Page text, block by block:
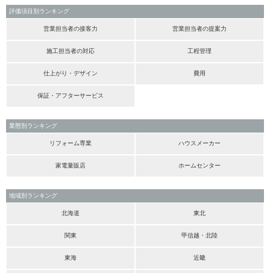
評価項目別ランキング
営業担当者の接客力 営業担当者の提案力
施工担当者の対応 工程管理
仕上がり・デザイン 費用
保証・アフターサービス
業態別ランキング
リフォーム専業 ハウスメーカー
家電量販店 ホームセンター
地域別ランキング
北海道 東北
関東 甲信越・北陸
東海 近畿